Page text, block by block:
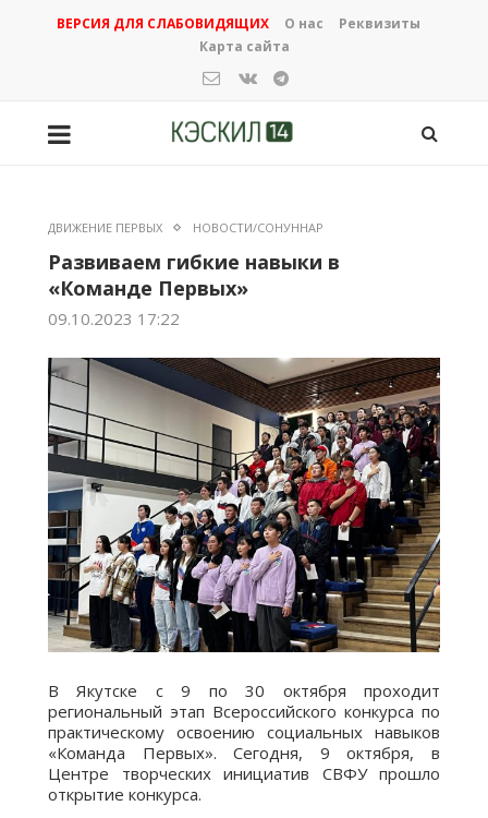
ВЕРСИЯ ДЛЯ СЛАБОВИДЯЩИХ О нас
Реквизиты
Карта сайта
ДВИЖЕНИЕ ПЕРВЫХ НОВОСТИ/СОНУННАР
Развиваем гибкие навыки в
«Команде Первых»
09.10.2023 17:22
В Якутске с 9 по 30 октября проходит
региональный этап Всероссийского конкурса по
практическому освоению социальных навыков
«Команда Первых». Сегодня, 9 октября, в
Центре творческих инициатив СВФУ прошло
открытие конкурса.